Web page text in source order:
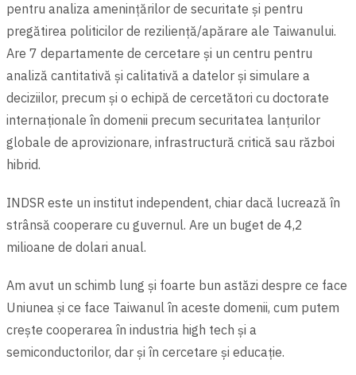
pentru analiza amenințărilor de securitate şi pentru
pregătirea politicilor de reziliență/apărare ale Taiwanului.
Are 7 departamente de cercetare şi un centru pentru
analiză cantitativă şi calitativă a datelor şi simulare a
deciziilor, precum şi o echipă de cercetători cu doctorate
internaționale în domenii precum securitatea lanțurilor
globale de aprovizionare, infrastructură critică sau război
hibrid.
INDSR este un institut independent, chiar dacă lucrează în
strânsă cooperare cu guvernul. Are un buget de 4,2
milioane de dolari anual.
Am avut un schimb lung şi foarte bun astăzi despre ce face
Uniunea ṣi ce face Taiwanul în aceste domenii, cum putem
creşte cooperarea în industria high tech şi a
semiconductorilor, dar şi în cercetare şi educație.